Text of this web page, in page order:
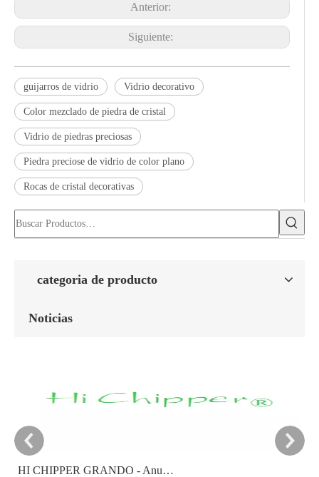
Anterior:
Siguiente:
guijarros de vidrio Vidrio decorativo
Color mezclado de piedra de cristal
Vidrio de piedras preciosas
Piedra preciose de vidrio de color plano
Rocas de cristal decorativas
categoria de producto
Noticias
HI CHIPPER GRANDO - Anuncio del objetivo de reducción de carbono 2025